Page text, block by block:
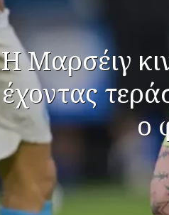
Η Μαρσέιγ
έχοντας
ο